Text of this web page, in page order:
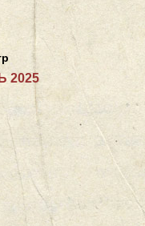
2025